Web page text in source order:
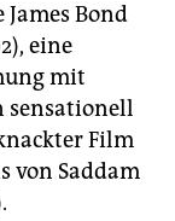
Bond
eine
mit
sensationell
Film
von Saddam